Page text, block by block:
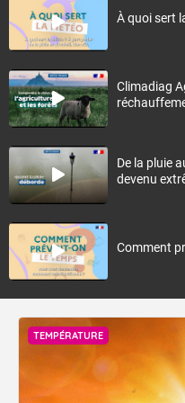
À quoi sert
Climadiag
De la pluie
devenu
Comment
TEMPÉRATURE